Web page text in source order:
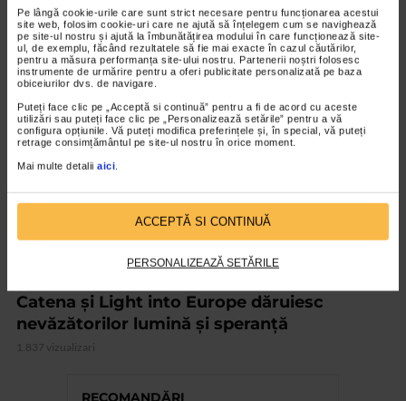
Pe lângă cookie-urile care sunt strict necesare pentru funcționarea acestui
site web, folosim cookie-uri care ne ajută să înțelegem cum se navighează
pe site-ul nostru și ajută la îmbunătățirea modului în care funcționează site-
ul, de exemplu, făcând rezultatele să fie mai exacte în cazul căutărilor,
pentru a măsura performanța site-ului nostru. Partenerii noștri folosesc
instrumente de urmărire pentru a oferi publicitate personalizată pe baza
obiceiurilor dvs. de navigare.
Puteți face clic pe „Acceptă si continuă” pentru a fi de acord cu aceste
utilizări sau puteți face clic pe „Personalizează setările” pentru a vă
configura opțiunile. Vă puteți modifica preferințele și, în special, vă puteți
retrage consimțământul pe site-ul nostru în orice moment.
Mai multe detalii aici.
ACCEPTĂ SI CONTINUĂ
PERSONALIZEAZĂ SETĂRILE
2.144 vizualizari
VIDEO
Catena și Light into Europe dăruiesc
nevăzătorilor lumină și speranță
1.837 vizualizari
RECOMANDĂRI